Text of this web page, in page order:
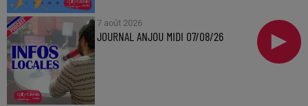
7 août 2026
JOURNAL ANJOU MIDI 07/08/26